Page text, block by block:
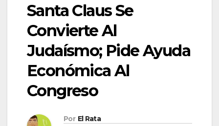
Santa Claus Se
Convierte Al
Judaísmo; Pide Ayuda
Económica Al
Congreso
Por El Rata